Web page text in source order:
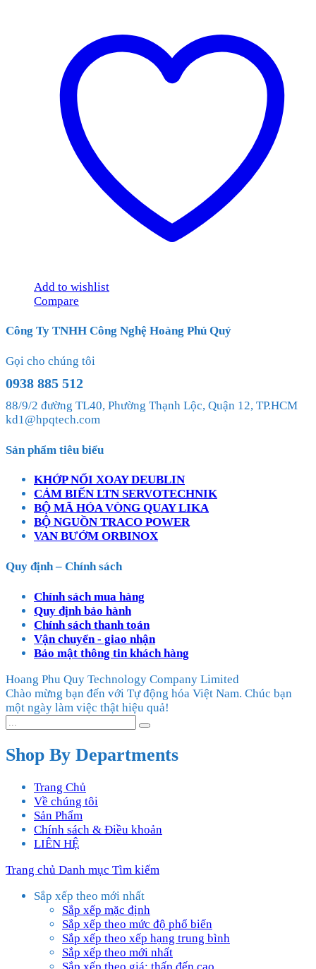
Add to wishlist
Compare
Công Ty TNHH Công Nghệ Hoàng Phú Quý
Gọi cho chúng tôi
0938 885 512
88/9/2 đường TL40, Phường Thạnh Lộc, Quận 12, TP.HCM
kd1@hpqtech.com
Sản phẩm tiêu biểu
KHỚP NỐI XOAY DEUBLIN
CẢM BIẾN LTN SERVOTECHNIK
BỘ MÃ HÓA VÒNG QUAY LIKA
BỘ NGUỒN TRACO POWER
VAN BƯỚM ORBINOX
Quy định – Chính sách
Chính sách mua hàng
Quy định bảo hành
Chính sách thanh toán
Vận chuyển - giao nhận
Bảo mật thông tin khách hàng
Hoang Phu Quy Technology Company Limited
Chào mừng bạn đến với Tự động hóa Việt Nam. Chúc bạn
một ngày làm việc thật hiệu quả!
Shop By Departments
Trang Chủ
Về chúng tôi
Sản Phẩm
Chính sách & Điều khoản
LIÊN HỆ
Trang chủ Danh mục Tìm kiếm
Sắp xếp theo mới nhất
Sắp xếp mặc định
Sắp xếp theo mức độ phổ biến
Sắp xếp theo xếp hạng trung bình
Sắp xếp theo mới nhất